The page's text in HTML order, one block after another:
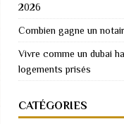
2026
Combien gagne un
Vivre comme un dubai
logements prisés
CATÉGORIES